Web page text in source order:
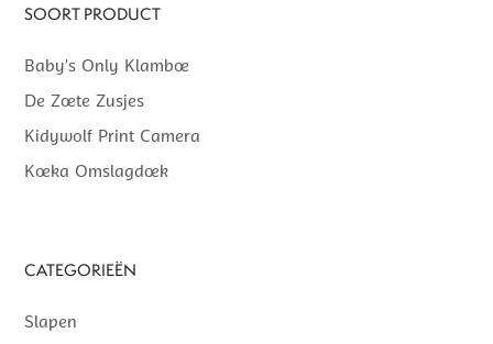
SOORT PRODUCT
Baby’s Only Klamboe
De Zoete Zusjes
Kidywolf Print Camera
Koeka Omslagdoek
CATEGORIEËN
Slapen